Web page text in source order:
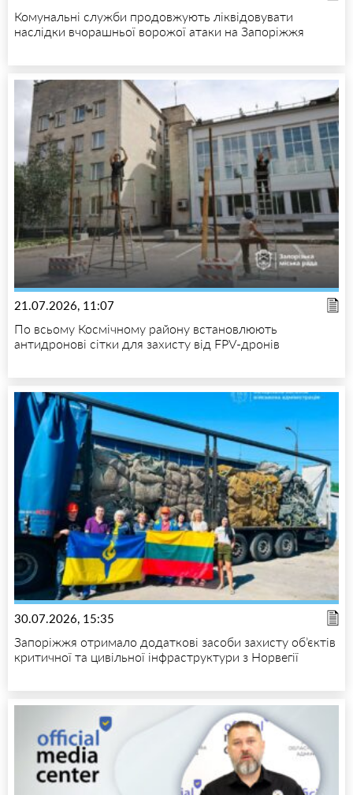
Комунальні служби продовжують ліквідовувати
наслідки вчорашньої ворожої атаки на Запоріжжя
21.07.2026, 11:07
По всьому Космічному району встановлюють
антидронові сітки для захисту від FPV-дронів
30.07.2026, 15:35
Запоріжжя отримало додаткові засоби захисту об’єктів
критичної та цивільної інфраструктури з Норвегії